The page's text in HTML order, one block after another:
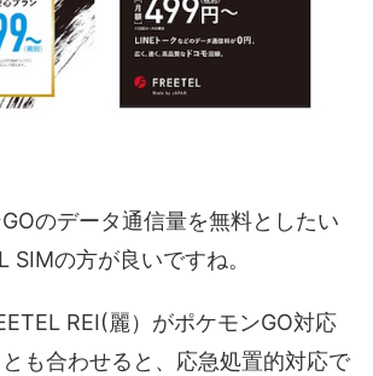
のデータ通信量を無料としたい
SIMの方が良いですね。
REI(麗）がポケモンGO対応
も合わせると、応急処置的対応で